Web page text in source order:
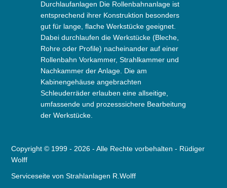
Durchlaufanlagen Die Rollenbahnanlage ist
entsprechend ihrer Konstruktion besonders
gut für lange, flache Werkstücke geeignet.
Dabei durchlaufen die Werkstücke (Bleche,
Rohre oder Profile) nacheinander auf einer
Rollenbahn Vorkammer, Strahlkammer und
Nachkammer der Anlage. Die am
Kabinengehäuse angebrachten
Schleuderräder erlauben eine allseitige,
umfassende und prozesssichere Bearbeitung
der Werkstücke.
Copyright © 1999 - 2026 - Alle Rechte vorbehalten - Rüdiger
Wolff
Serviceseite vonStrahlanlagen R.Wolff